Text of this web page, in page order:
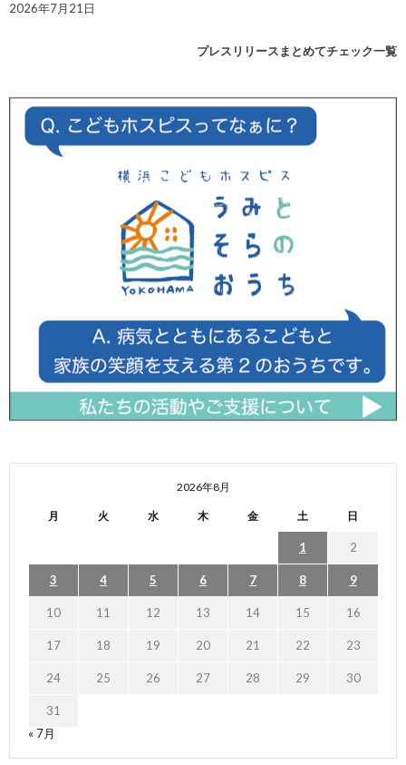
2026年7月21日
プレスリリースまとめてチェック一覧
2026年8月
月 火 水 木 金 土 日
1 2
3 4 5 6 7 8 9
10 11 12 13 14 15 16
17 18 19 20 21 22 23
24 25 26 27 28 29 30
31
« 7月